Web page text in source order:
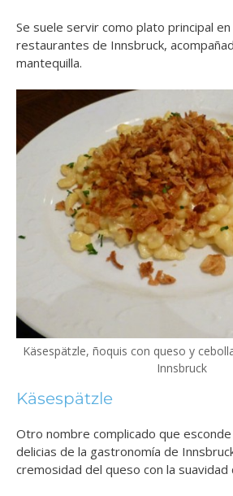
Se suele servir como plato principal
restaurantes de Innsbruck,
mantequilla.
Käsespätzle, ñoquis con queso y
Innsbruck
Käsespätzle
Otro nombre complicado que
delicias de la gastronomía de
cremosidad del queso con la suavidad